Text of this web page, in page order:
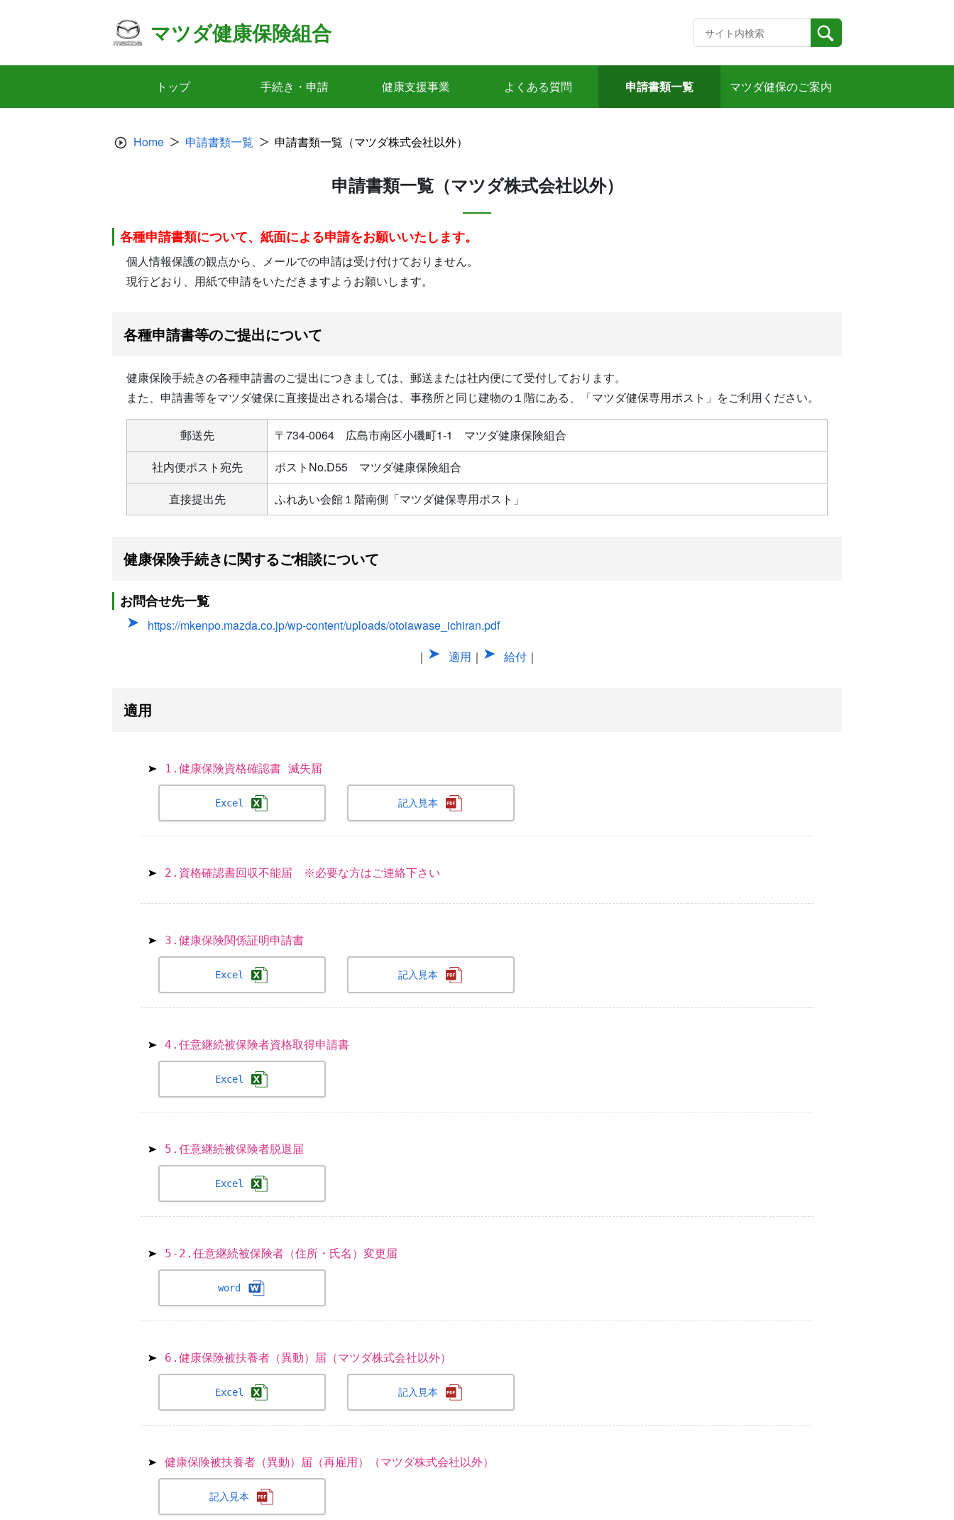
マツダ健康保険組合
トップ 手続き・申請 健康支援事業 よくある質問 申請書類一覧 マツダ健保のご案内
Home 申請書類一覧 申請書類一覧（マツダ株式会社以外）
申請書類一覧（マツダ株式会社以外）
各種申請書類について、紙面による申請をお願いいたします。
個人情報保護の観点から、メールでの申請は受け付けておりません。
現行どおり、用紙で申請をいただきますようお願いします。
各種申請書等のご提出について
健康保険手続きの各種申請書のご提出につきましては、郵送または社内便にて受付しております。
また、申請書等をマツダ健保に直接提出される場合は、事務所と同じ建物の１階にある、「マツダ健保専用ポスト」をご利用ください。
郵送先
〒734-0064 広島市南区小磯町1-1 マツダ健康保険組合
社内便ポスト宛先
ポストNo.D55 マツダ健康保険組合
直接提出先
ふれあい会館１階南側「マツダ健保専用ポスト」
健康保険手続きに関するご相談について
お問合せ先一覧
https://mkenpo.mazda.co.jp/wp-content/uploads/otoiawase_ichiran.pdf
｜
適用 ｜ 給付 ｜
適用
1.健康保険資格確認書 滅失届
Excel 記入見本
2.資格確認書回収不能届 ※必要な方はご連絡下さい
3.健康保険関係証明申請書
Excel 記入見本
4.任意継続被保険者資格取得申請書
Excel
5.任意継続被保険者脱退届
Excel
5-2.任意継続被保険者（住所・氏名）変更届
word
6.健康保険被扶養者（異動）届（マツダ株式会社以外）
Excel 記入見本
健康保険被扶養者（異動）届（再雇用）（マツダ株式会社以外）
記入見本